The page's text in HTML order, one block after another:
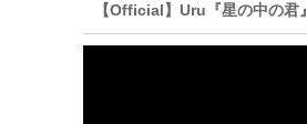
【Official】Uru『星の中の君』